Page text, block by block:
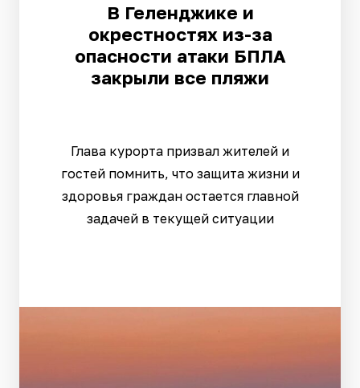
В Геленджике и
окрестностях из-за
опасности атаки БПЛА
закрыли все пляжи
Глава курорта призвал жителей и
гостей помнить, что защита жизни и
здоровья граждан остается главной
задачей в текущей ситуации